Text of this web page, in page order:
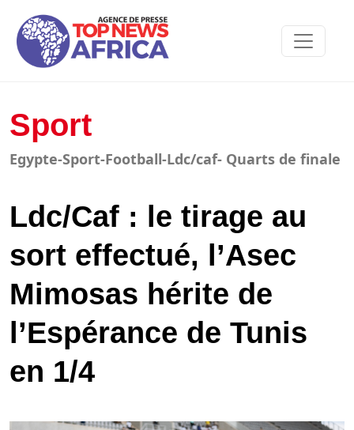
Sport
Egypte-Sport-Football-Ldc/caf- Quarts de finale
Ldc/Caf : le tirage au
sort effectué, l’Asec
Mimosas hérite de
l’Espérance de Tunis
en 1/4